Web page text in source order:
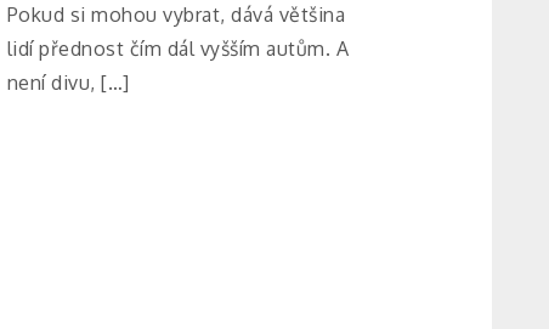
Pokud si mohou vybrat, dává většina
lidí přednost čím dál vyšším autům. A
není divu, […]